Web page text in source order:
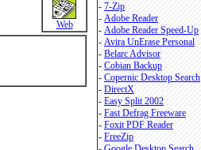
Web
- 7-Zip
- Adobe Reader
- Adobe Reader Speed-Up
- Avira UnErase Personal
- Belarc Advisor
- Cobian Backup
- Copernic Desktop Search
- DirectX
- Easy Split 2002
- Fast Defrag Freeware
- Foxit PDF Reader
- FreeZip